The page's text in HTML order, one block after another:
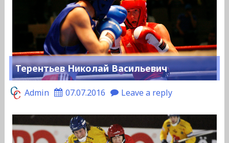
Терентьев Николай Васильевич
Admin 07.07.2016 Leave a reply